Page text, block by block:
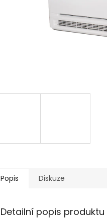
Popis Diskuze
Detailní popis produktu